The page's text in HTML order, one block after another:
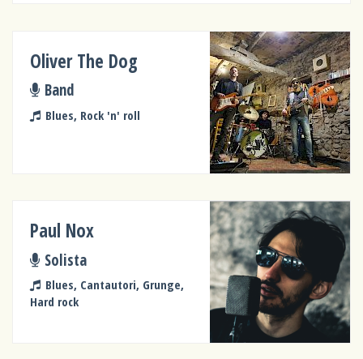
Oliver The Dog
Band
Blues, Rock 'n' roll
Paul Nox
Solista
Blues, Cantautori, Grunge,
Hard rock